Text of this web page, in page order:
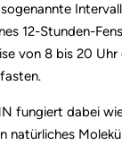
12-Stunden-
von 8 bis 20 Uhr
fungiert dabei
natürliches